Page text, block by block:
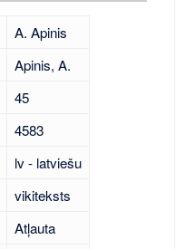
A. Apinis
Apinis, A.
45
4583
lv - latviešu
vikiteksts
Atļauta